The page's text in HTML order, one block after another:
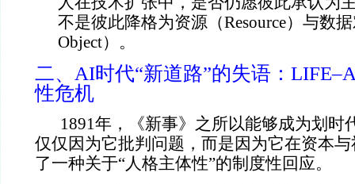
不是彼此降格为资源（Resource）与数
Object）。
二、AI时代“新道路”的失语：
性危机
1891年，《新事》之所以能够成为划时
仅仅因为它批判问题，而是因为它在资本
了一种关于“人格主体性”的制度性回应。